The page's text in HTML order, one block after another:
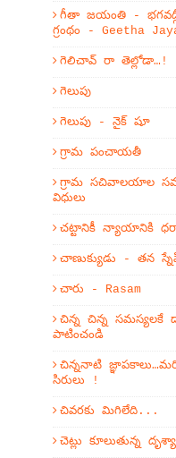
గీతా జయంతి -
గ్రంథం - Geetha
గెలిచావ్ రా తెల్లోడా…!
గెలుపు
గెలుపు - నైక్ షూ
గ్రామ పంచాయతీ
గ్రామ సచివాలయాల
విధులు
చట్టానికీ న్యాయానికి
చాణుక్యుడు - తన
చారు - Rasam
చిన్న చిన్న సమస్యలకే
పాటించండి
చిన్ననాటి
సిరులు !
చివరకు మిగిలేది...
చెట్లు కూలుతున్న